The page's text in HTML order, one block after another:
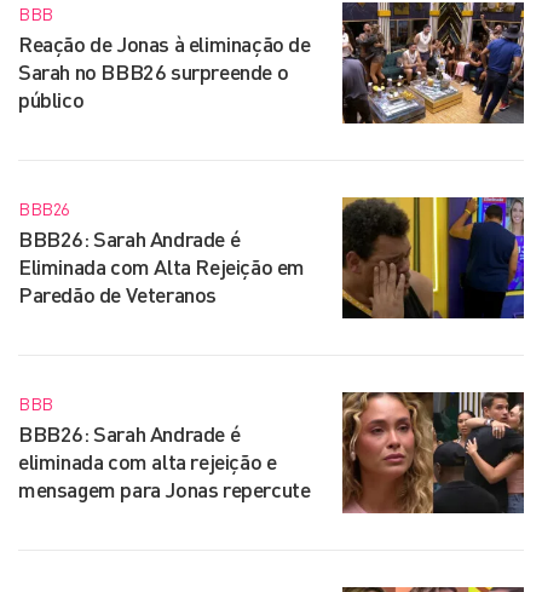
BBB
Reação de Jonas à eliminação de
Sarah no BBB26 surpreende o
público
BBB26
BBB26: Sarah Andrade é
Eliminada com Alta Rejeição em
Paredão de Veteranos
BBB
BBB26: Sarah Andrade é
eliminada com alta rejeição e
mensagem para Jonas repercute